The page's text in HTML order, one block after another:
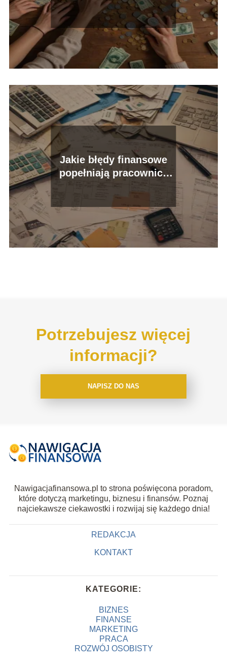
wpływają na finanse?
Jakie błędy finansowe
popełniają pracownicy
etatowi?
Potrzebujesz więcej
informacji?
NAPISZ DO NAS
Nawigacjafinansowa.pl to strona poświęcona poradom,
które dotyczą marketingu, biznesu i finansów. Poznaj
najciekawsze ciekawostki i rozwijaj się każdego dnia!
REDAKCJA
KONTAKT
KATEGORIE:
BIZNES
FINANSE
MARKETING
PRACA
ROZWÓJ OSOBISTY